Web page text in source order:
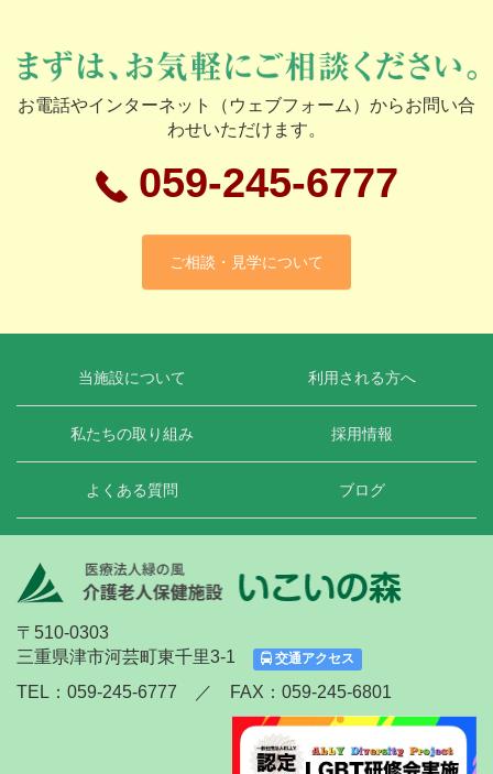
お電話やインターネット（ウェブフォーム）からお問い合
わせいただけます。
059-245-6777
ご相談・見学について
当施設について 利用される方へ
私たちの取り組み 採用情報
よくある質問 ブログ
〒510-0303
三重県津市河芸町東千里3-1
交通アクセス
TEL：059-245-6777 ／ FAX：059-245-6801